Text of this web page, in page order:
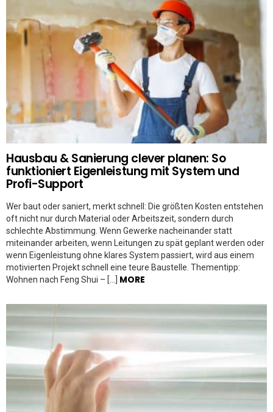
Hausbau & Sanierung clever planen: So
funktioniert Eigenleistung mit System und
Profi-Support
Wer baut oder saniert, merkt schnell: Die größten Kosten entstehen
oft nicht nur durch Material oder Arbeitszeit, sondern durch
schlechte Abstimmung. Wenn Gewerke nacheinander statt
miteinander arbeiten, wenn Leitungen zu spät geplant werden oder
wenn Eigenleistung ohne klares System passiert, wird aus einem
motivierten Projekt schnell eine teure Baustelle. Thementipp:
Wohnen nach Feng Shui – […] MORE